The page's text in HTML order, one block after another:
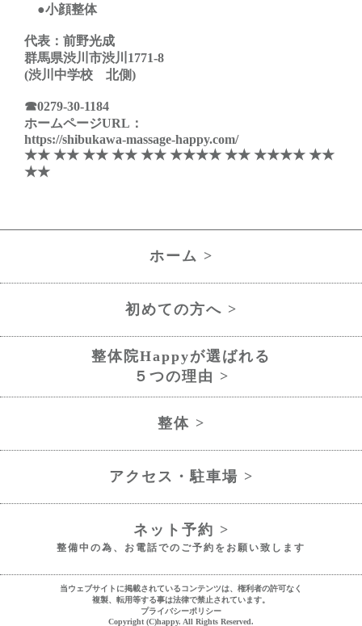
●小顔整体
代表：前野光成
群馬県渋川市渋川1771-8
(渋川中学校 北側)
☎0279-30-1184
ホームページURL：
https://shibukawa-massage-happy.com/
★★ ★★ ★★ ★★ ★★ ★★★★ ★★ ★★★★ ★★
★★
ホーム >
初めての方へ >
整体院Happyが選ばれる
５つの理由 >
整体 >
アクセス・駐車場 >
ネット予約 >
整備中の為、お電話でのご予約をお願い致します
当ウェブサイトに掲載されているコンテンツは、権利者の許可なく
複製、転用等する事は法律で禁止されています。
プライバシーポリシー
Copyright (C)happy. All Rights Reserved.